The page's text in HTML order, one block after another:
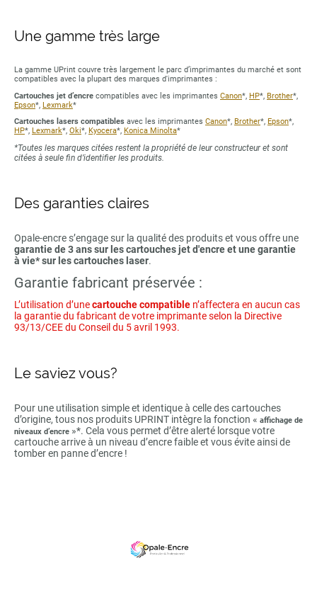
Une gamme très large
La gamme UPrint couvre très largement le parc d’imprimantes du marché et sont
compatibles avec la plupart des marques d'imprimantes :
Cartouches jet d’encre compatibles avec les imprimantes Canon*, HP*, Brother*,
Epson*, Lexmark*
Cartouches lasers compatibles avec les imprimantes Canon*, Brother*, Epson*,
HP*, Lexmark*, Oki*, Kyocera*, Konica Minolta*
*Toutes les marques citées restent la propriété de leur constructeur et sont
citées à seule fin d’identifier les produits.
Des garanties claires
Opale-encre s’engage sur la qualité des produits et vous offre une
garantie de 3 ans sur les cartouches jet d'encre et une garantie
à vie* sur les cartouches laser.
Garantie fabricant préservée :
L’utilisation d’unecartouche compatible n’affectera en aucun cas
la garantie du fabricant de votre imprimante selon la Directive
93/13/CEE du Conseil du 5 avril 1993.
Le saviez vous?
Pour une utilisation simple et identique à celle des cartouches
d’origine, tous nos produits UPRINT intègre la fonction « affichage de
niveaux d’encre »*. Cela vous permet d’être alerté lorsque votre
cartouche arrive à un niveau d’encre faible et vous évite ainsi de
tomber en panne d’encre !